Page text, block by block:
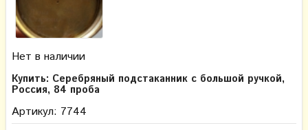
Нет в наличии
Купить: Серебряный подстаканник с большой ручкой,
Россия, 84 проба
Артикул: 7744